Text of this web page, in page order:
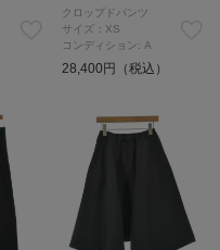
クロップドパンツ
サイズ：XS
コンディション: A
28,400円（税込）